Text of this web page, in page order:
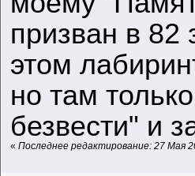
призван в 82
этом
но там
безвести" и
« Последнее редактирование: 27 Мая